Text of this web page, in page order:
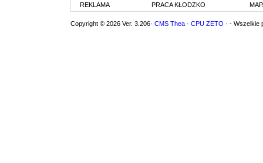
REKLAMA
PRACA KŁODZKO
Copyright © 2026 Ver. 3.206· CMS Thea · CPU ZETO · - Wszelkie